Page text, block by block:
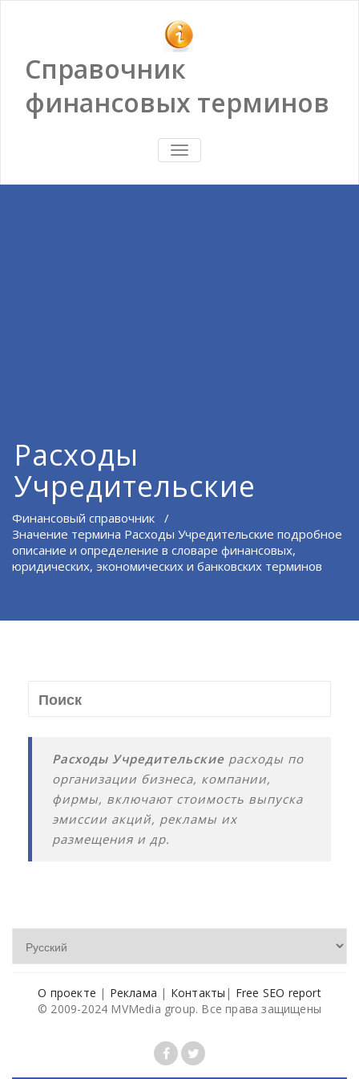
Справочник
финансовых терминов
ПОКАЗАТЬ/
СКРЫТЬ
Расходы
Учредительские
Финансовый справочник /
Значение термина Расходы Учредительские подробное
описание и определение в словаре финансовых,
юридических, экономических и банковских терминов
Расходы Учредительские расходы по
организации бизнеса, компании,
фирмы, включают стоимость выпуска
эмиссии акций, рекламы их
размещения и др.
О проекте | Реклама | Контакты | Free SEO report
© 2009-2024 MVMedia group. Все права защищены